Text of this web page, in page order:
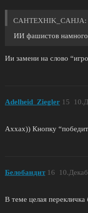
CAHTEXHIK_CAHJA:
ИИ фашистов
Ии замени на слово
Adelheid_Ziegler 15
Аххах)) Кнопку
Белобандит 16
В теме целая